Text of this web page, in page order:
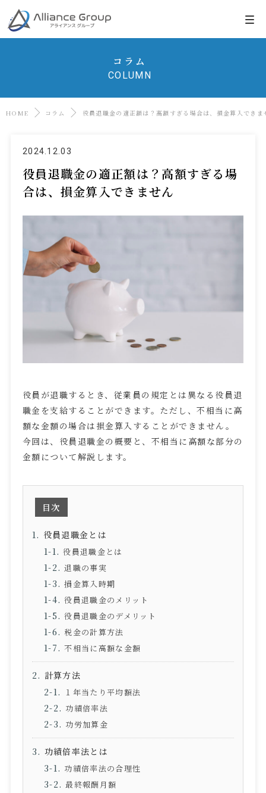
コラム
COLUMN
HOME コラム 役員退職金の適正額は？高額すぎる場合は、損金算入できま
2024.12.03
役員退職金の適正額は？高額すぎる場
合は、損金算入できません
役員が退職するとき、従業員の規定とは異なる役員退
職金を支給することができます。ただし、不相当に高
額な金額の場合は損金算入することができません。
今回は、役員退職金の概要と、不相当に高額な部分の
金額について解説します。
目次
役員退職金とは
役員退職金とは
退職の事実
損金算入時期
役員退職金のメリット
役員退職金のデメリット
税金の計算方法
不相当に高額な金額
計算方法
１年当たり平均額法
功績倍率法
功労加算金
功績倍率法とは
功績倍率法の合理性
最終報酬月額